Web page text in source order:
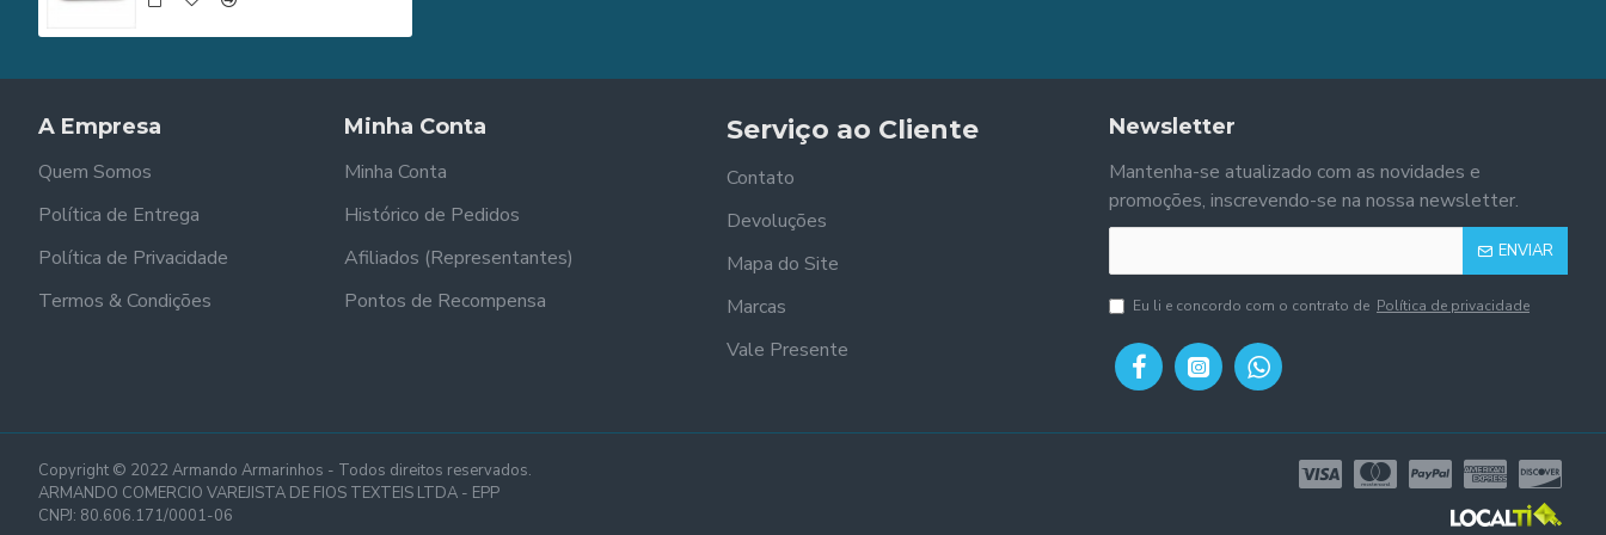
A Empresa
Quem Somos
Política de Entrega
Política de Privacidade
Termos & Condições
Minha Conta
Minha Conta
Histórico de Pedidos
Afiliados (Representantes)
Pontos de Recompensa
Serviço ao Cliente
Contato
Devoluções
Mapa do Site
Marcas
Vale Presente
Newsletter
Mantenha-se atualizado com as novidades e
promoções, inscrevendo-se na nossa newsletter.
ENVIAR
Eu li e concordo com o contrato de Política de privacidade
Copyright © 2022 Armando Armarinhos - Todos direitos reservados.
ARMANDO COMERCIO VAREJISTA DE FIOS TEXTEIS LTDA - EPP
CNPJ: 80.606.171/0001-06